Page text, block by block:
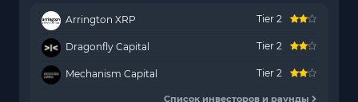
Arrington XRP Tier 2
Dragonfly Capital Tier 2
Mechanism Capital Tier 2
Список инвесторов и раунды